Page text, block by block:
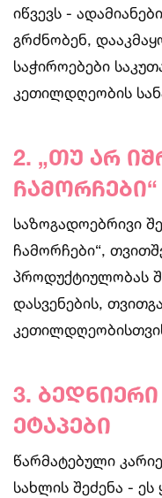
იწვევს -
გრძნობენ,
საჭიროებები
კეთილდღეობის
2. „თუ არ
ჩამორჩები“
საზოგადოებრივი
ჩამორჩები“,
პროდუქტიულობას
დასვენების,
3.
ეტაპები
წარმატებული
სახლის შეძენა -